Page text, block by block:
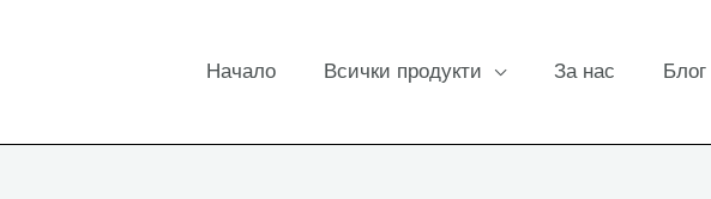
Начало Всички продукти За нас Блог